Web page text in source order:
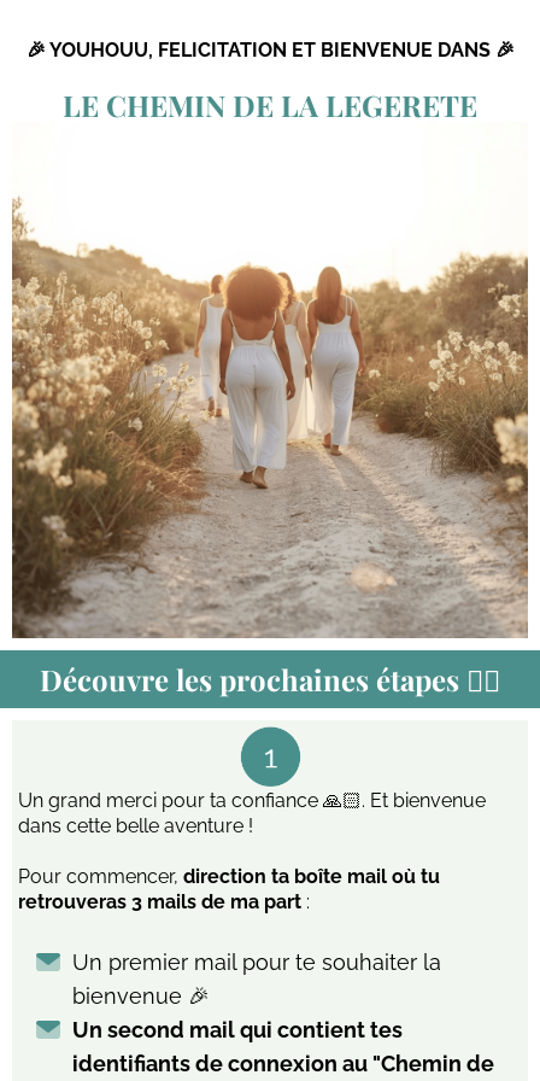
🎉 YOUHOUU, FELICITATION ET BIENVENUE DANS 🎉
LE CHEMIN DE LA LEGERETE
Découvre les prochaines étapes 👇🏻
Un grand merci pour ta confiance 🙏🏻. Et bienvenue
dans cette belle aventure !
Pour commencer, direction ta boîte mail où tu
retrouveras 3 mails de ma part :
Un premier mail pour te souhaiter la
bienvenue 🎉
Un second mail qui contient tes
identifiants de connexion au "Chemin de